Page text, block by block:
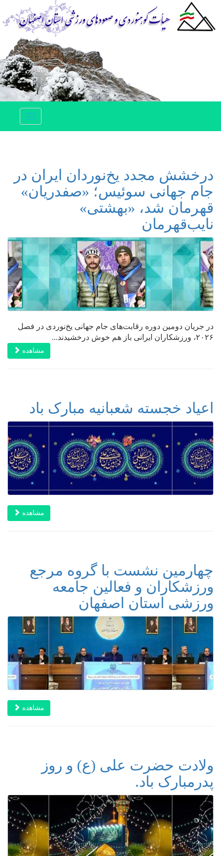
Toggle
درخشش مجدد یخ‌نوردان ایران در
جام جهانی سوئیس؛ «صفدریان»
قهرمان شد، «بهشتی»
نایب‌قهرمان
در جریان دومین دوره رقابت‌های جام جهانی یخ‌نوردی در فصل
۲۰۲۶، ورزشکاران ایرانی باز هم خوش درخشیدند...
مشاهده
اعیاد خجسته شعبانیه مبارک باد
مشاهده
چهارمین نشست با گروه مرجع
ورزشکاران و فعالین جامعه
ورزشی استان اصفهان
مشاهده
ولادت حضرت علی (ع) و روز
پدرمبارک باد.